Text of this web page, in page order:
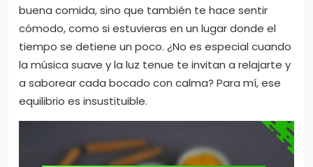
buena comida, sino que también te hace sentir
cómodo, como si estuvieras en un lugar donde el
tiempo se detiene un poco. ¿No es especial cuando
la música suave y la luz tenue te invitan a relajarte y
a saborear cada bocado con calma? Para mí, ese
equilibrio es insustituible.